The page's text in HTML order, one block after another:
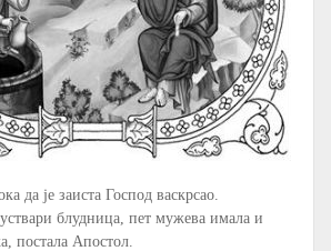
да је заиста Господ васкрсао.
блудница, пет мужева имала и
постала Апостол.